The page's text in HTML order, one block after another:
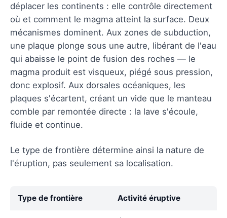
déplacer les continents : elle contrôle directement
où et comment le magma atteint la surface. Deux
mécanismes dominent. Aux zones de subduction,
une plaque plonge sous une autre, libérant de l'eau
qui abaisse le point de fusion des roches — le
magma produit est visqueux, piégé sous pression,
donc explosif. Aux dorsales océaniques, les
plaques s'écartent, créant un vide que le manteau
comble par remontée directe : la lave s'écoule,
fluide et continue.
Le type de frontière détermine ainsi la nature de
l'éruption, pas seulement sa localisation.
Type de frontière Activité éruptive